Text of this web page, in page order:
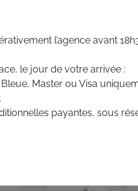
l’agence avant
le jour de votre arrivée :
Master ou Visa
payantes, sous